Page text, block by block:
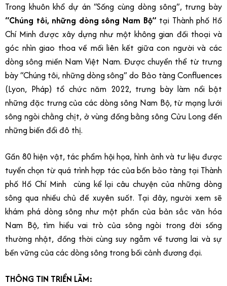
Trong khuôn khổ dự án “Sống cùng dòng sông”, trưng bày
“Chúng tôi, những dòng sông Nam Bộ” tại Thành phố Hồ
Chí Minh được xây dựng như một không gian đối thoại và
góc nhìn giao thoa về mối liên kết giữa con người và các
dòng sông miền Nam Việt Nam. Được chuyển thể từ trưng
bày “Chúng tôi, những dòng sông” do Bảo tàng Confluences
(Lyon, Pháp) tổ chức năm 2022, trưng bày làm nổi bật
những đặc trưng của các dòng sông Nam Bộ, từ mạng lưới
sông ngòi chằng chịt, ở vùng đồng bằng sông Cửu Long đến
những biến đổi đô thị.
Gần 80 hiện vật, tác phẩm hội họa, hình ảnh và tư liệu được
tuyển chọn từ quá trình hợp tác của bốn bảo tàng tại Thành
phố Hồ Chí Minh cùng kể lại câu chuyện của những dòng
sông qua nhiều chủ đề xuyên suốt. Tại đây, người xem sẽ
khám phá dòng sông như một phần của bản sắc văn hóa
Nam Bộ, tìm hiểu vai trò của sông ngòi trong đời sống
thường nhật, đồng thời cùng suy ngẫm về tương lai và sự
bền vững của các dòng sông trong bối cảnh đương đại.
THÔNG TIN TRIỂN LÃM: